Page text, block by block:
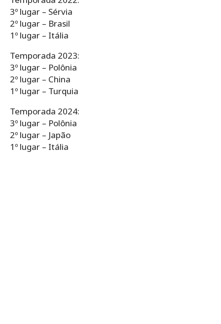
3º lugar – Sérvia
2º lugar – Brasil
1º lugar – Itália
Temporada 2023:
3º lugar – Polônia
2º lugar – China
1º lugar – Turquia
Temporada 2024:
3º lugar – Polônia
2º lugar – Japão
1º lugar – Itália